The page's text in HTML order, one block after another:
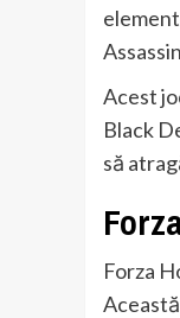
Acest
Black
să
Forza